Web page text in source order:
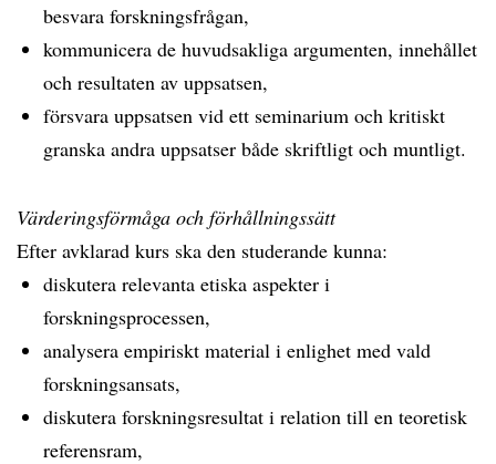
besvara forskningsfrågan,
kommunicera de huvudsakliga argumenten, innehållet
och resultaten av uppsatsen,
försvara uppsatsen vid ett seminarium och kritiskt
granska andra uppsatser både skriftligt och muntligt.
Värderingsförmåga och förhållningssätt
Efter avklarad kurs ska den studerande kunna:
diskutera relevanta etiska aspekter i
forskningsprocessen,
analysera empiriskt material i enlighet med vald
forskningsansats,
diskutera forskningsresultat i relation till en teoretisk
referensram,